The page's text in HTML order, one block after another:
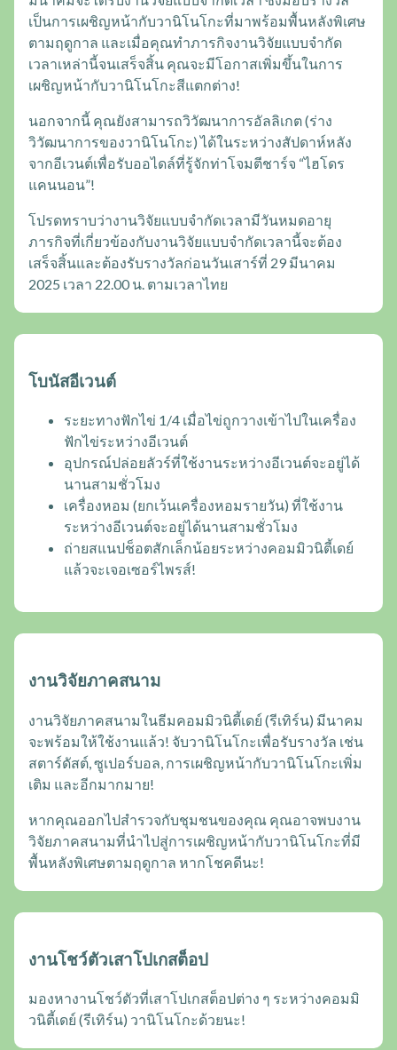
เป็นการเผชิญหน้ากับวานิโนโกะที่มาพร้อมพื้นหลังพิเศษ
ตามฤดูกาล และเมื่อคุณทำภารกิจงานวิจัยแบบจำกัด
เวลาเหล่านี้จนเสร็จสิ้น คุณจะมีโอกาสเพิ่มขึ้นในการ
เผชิญหน้ากับวานิโนโกะสีแตกต่าง!
นอกจากนี้ คุณยังสามารถวิวัฒนาการอัลลิเกต (ร่าง
วิวัฒนาการของวานิโนโกะ) ได้ในระหว่างสัปดาห์หลัง
จากอีเวนต์เพื่อรับออไดล์ที่รู้จักท่าโจมตีชาร์จ “ไฮโดร
แคนนอน”!
โปรดทราบว่างานวิจัยแบบจำกัดเวลามีวันหมดอายุ
ภารกิจที่เกี่ยวข้องกับงานวิจัยแบบจำกัดเวลานี้จะต้อง
เสร็จสิ้นและต้องรับรางวัลก่อนวันเสาร์ที่ 29 มีนาคม
2025 เวลา 22.00 น. ตามเวลาไทย
โบนัสอีเวนต์
ระยะทางฟักไข่ 1/4 เมื่อไข่ถูกวางเข้าไปในเครื่อง
ฟักไข่ระหว่างอีเวนต์
อุปกรณ์ปล่อยลัวร์ที่ใช้งานระหว่างอีเวนต์จะอยู่ได้
นานสามชั่วโมง
เครื่องหอม (ยกเว้นเครื่องหอมรายวัน) ที่ใช้งาน
ระหว่างอีเวนต์จะอยู่ได้นานสามชั่วโมง
ถ่ายสแนปช็อตสักเล็กน้อยระหว่างคอมมิวนิตี้เดย์
แล้วจะเจอเซอร์ไพรส์!
งานวิจัยภาคสนาม
งานวิจัยภาคสนามในธีมคอมมิวนิตี้เดย์ (รีเทิร์น) มีนาคม
จะพร้อมให้ใช้งานแล้ว! จับวานิโนโกะเพื่อรับรางวัล เช่น
สตาร์ดัสต์, ซูเปอร์บอล, การเผชิญหน้ากับวานิโนโกะเพิ่ม
เติม และอีกมากมาย!
หากคุณออกไปสำรวจกับชุมชนของคุณ คุณอาจพบงาน
วิจัยภาคสนามที่นำไปสู่การเผชิญหน้ากับวานิโนโกะที่มี
พื้นหลังพิเศษตามฤดูกาล หากโชคดีนะ!
งานโชว์ตัวเสาโปเกสต็อป
มองหางานโชว์ตัวที่เสาโปเกสต็อปต่าง ๆ ระหว่างคอมมิ
วนิตี้เดย์ (รีเทิร์น) วานิโนโกะด้วยนะ!